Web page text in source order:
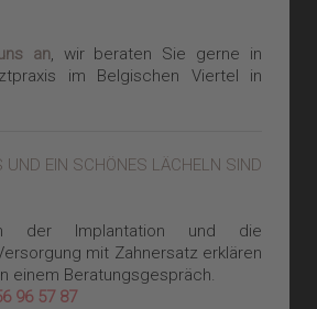
an, wir beraten Sie gerne in
im Belgischen Viertel in
UND EIN SCHÖNES LÄCHELN SIND
der Implantation und die
mit Zahnersatz erklären
einem Beratungsgespräch.
96 57 87